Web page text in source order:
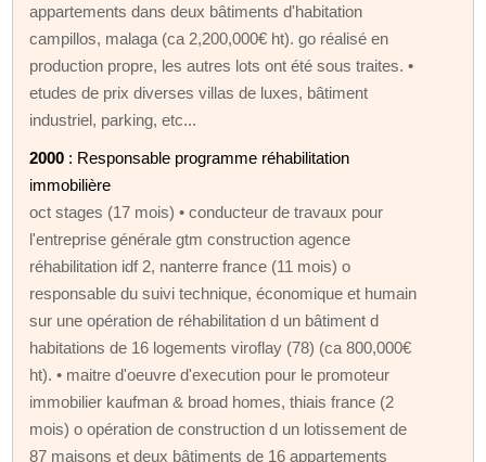
appartements dans deux bâtiments d'habitation
campillos, malaga (ca 2,200,000€ ht). go réalisé en
production propre, les autres lots ont été sous traites. •
etudes de prix diverses villas de luxes, bâtiment
industriel, parking, etc...
2000 : Responsable programme réhabilitation
immobilière
oct stages (17 mois) • conducteur de travaux pour
l'entreprise générale gtm construction agence
réhabilitation idf 2, nanterre france (11 mois) o
responsable du suivi technique, économique et humain
sur une opération de réhabilitation d un bâtiment d
habitations de 16 logements viroflay (78) (ca 800,000€
ht). • maitre d'oeuvre d'execution pour le promoteur
immobilier kaufman & broad homes, thiais france (2
mois) o opération de construction d un lotissement de
87 maisons et deux bâtiments de 16 appartements